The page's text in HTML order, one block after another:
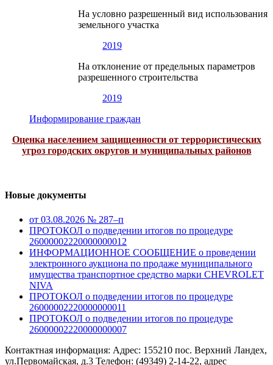
На условно разрешенный вид использования
земельного участка
2019
На отклонение от предельных параметров
разрешенного строительства
2019
Информирование граждан
Оценка населением защищенности от террористических
угроз городских округов и муниципальных районов
Новые документы
от 03.08.2026 № 287–п
ПРОТОКОЛ о подведении итогов по процедуре
26000002220000000012
ИНФОРМАЦИОННОЕ СООБЩЕНИЕ о проведении
электронного аукциона по продаже муниципального
имущества транспортное средство марки CHEVROLET
NIVA
ПРОТОКОЛ о подведении итогов по процедуре
26000002220000000011
ПРОТОКОЛ о подведении итогов по процедуре
26000002220000000007
Контактная информация: Адрес: 155210 пос. Верхний Ландех,
ул.Первомайская, д.3 Телефон: (49349) 2-14-22, адрес